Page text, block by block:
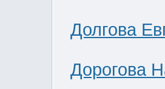
Долгова
Дорогова